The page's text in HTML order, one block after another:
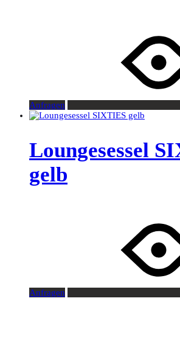
Anfragen
Loungesessel
gelb
Anfragen